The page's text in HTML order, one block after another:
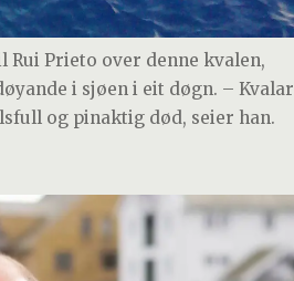
Prieto over denne kvalen,
i sjøen i eit døgn. – Kvalar
og pinaktig død, seier han.